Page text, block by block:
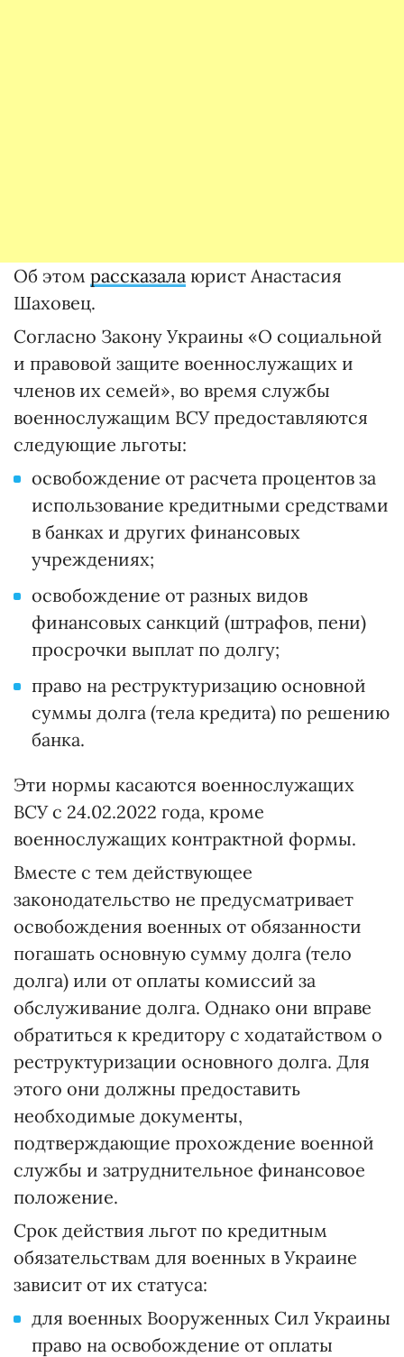
Об этом рассказала юрист Анастасия
Шаховец.
Согласно Закону Украины «О социальной
и правовой защите военнослужащих и
членов их семей», во время службы
военнослужащим ВСУ предоставляются
следующие льготы:
освобождение от расчета процентов за
использование кредитными средствами
в банках и других финансовых
учреждениях;
освобождение от разных видов
финансовых санкций (штрафов, пени)
просрочки выплат по долгу;
право на реструктуризацию основной
суммы долга (тела кредита) по решению
банка.
Эти нормы касаются военнослужащих
ВСУ с 24.02.2022 года, кроме
военнослужащих контрактной формы.
Вместе с тем действующее
законодательство не предусматривает
освобождения военных от обязанности
погашать основную сумму долга (тело
долга) или от оплаты комиссий за
обслуживание долга. Однако они вправе
обратиться к кредитору с ходатайством о
реструктуризации основного долга. Для
этого они должны предоставить
необходимые документы,
подтверждающие прохождение военной
службы и затруднительное финансовое
положение.
Срок действия льгот по кредитным
обязательствам для военных в Украине
зависит от их статуса:
для военных Вооруженных Сил Украины
право на освобождение от оплаты